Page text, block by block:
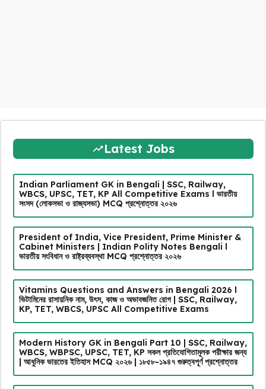
Latest Jobs
Indian Parliament GK in Bengali | SSC, Railway,
WBCS, UPSC, TET, KP All Competitive Exams l ভারতীয়
সংসদ (লোকসভা ও রাজ্যসভা) MCQ প্রশ্নোত্তর ২০২৬
President of India, Vice President, Prime Minister &
Cabinet Ministers | Indian Polity Notes Bengali l
ভারতীয় সংবিধান ও রাষ্ট্রব্যবস্থা MCQ প্রশ্নোত্তর ২০২৬
Vitamins Questions and Answers in Bengali 2026 l
ভিটামিনের রাসায়নিক নাম, উৎস, কাজ ও অভাবজনিত রোগ | SSC, Railway,
KP, TET, WBCS, UPSC All Competitive Exams
Modern History GK in Bengali Part 10 | SSC, Railway,
WBCS, WBPSC, UPSC, TET, KP সকল প্রতিযোগিতামূলক পরীক্ষার জন্য
| আধুনিক ভারতের ইতিহাস MCQ ২০২৬ | ১৮৫৮-১৯৪৭ গুরুত্বপূর্ণ প্রশ্নোত্তর